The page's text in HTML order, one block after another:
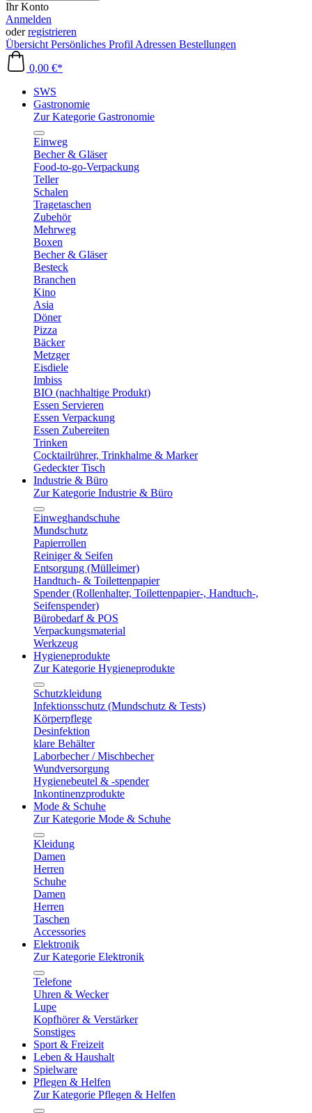
Ihr Konto
Anmelden
oderregistrieren
Übersicht Persönliches Profil Adressen Bestellungen
0,00 €*
SWS
Gastronomie
Zur Kategorie Gastronomie
Einweg
Becher & Gläser
Food-to-go-Verpackung
Teller
Schalen
Tragetaschen
Zubehör
Mehrweg
Boxen
Becher & Gläser
Besteck
Branchen
Kino
Asia
Döner
Pizza
Bäcker
Metzger
Eisdiele
Imbiss
BIO (nachhaltige Produkt)
Essen Servieren
Essen Verpackung
Essen Zubereiten
Trinken
Cocktailrührer, Trinkhalme & Marker
Gedeckter Tisch
Industrie & Büro
Zur Kategorie Industrie & Büro
Einweghandschuhe
Mundschutz
Papierrollen
Reiniger & Seifen
Entsorgung (Mülleimer)
Handtuch- & Toilettenpapier
Spender (Rollenhalter, Toilettenpapier-, Handtuch-,
Seifenspender)
Bürobedarf & POS
Verpackungsmaterial
Werkzeug
Hygieneprodukte
Zur Kategorie Hygieneprodukte
Schutzkleidung
Infektionsschutz (Mundschutz & Tests)
Körperpflege
Desinfektion
klare Behälter
Laborbecher / Mischbecher
Wundversorgung
Hygienebeutel & -spender
Inkontinenzprodukte
Mode & Schuhe
Zur Kategorie Mode & Schuhe
Kleidung
Damen
Herren
Schuhe
Damen
Herren
Taschen
Accessories
Elektronik
Zur Kategorie Elektronik
Telefone
Uhren & Wecker
Lupe
Kopfhörer & Verstärker
Sonstiges
Sport & Freizeit
Leben & Haushalt
Spielware
Pflegen & Helfen
Zur Kategorie Pflegen & Helfen